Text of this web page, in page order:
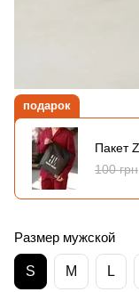
подарок
Пакет
100 грн
Размер мужской
S M L